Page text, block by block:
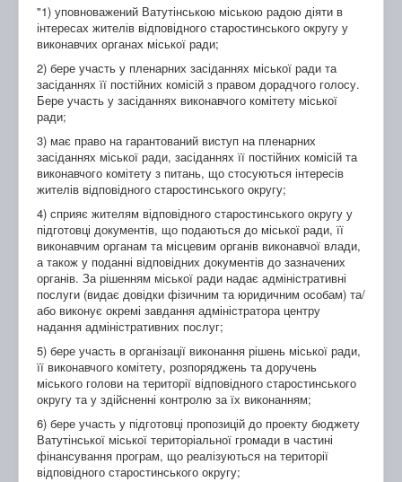
"1) уповноважений Ватутінською міською радою діяти в
інтересах жителів відповідного старостинського округу у
виконавчих органах міської ради;
2) бере участь у пленарних засіданнях міської ради та
засіданнях її постійних комісій з правом дорадчого голосу.
Бере участь у засіданнях виконавчого комітету міської
ради;
3) має право на гарантований виступ на пленарних
засіданнях міської ради, засіданнях її постійних комісій та
виконавчого комітету з питань, що стосуються інтересів
жителів відповідного старостинського округу;
4) сприяє жителям відповідного старостинського округу у
підготовці документів, що подаються до міської ради, її
виконавчим органам та місцевим органів виконавчої влади,
а також у поданні відповідних документів до зазначених
органів. За рішенням міської ради надає адміністративні
послуги (видає довідки фізичним та юридичним особам) та/
або виконує окремі завдання адміністратора центру
надання адміністративних послуг;
5) бере участь в організації виконання рішень міської ради,
її виконавчого комітету, розпоряджень та доручень
міського голови на території відповідного старостинського
округу та у здійсненні контролю за їх виконанням;
6) бере участь у підготовці пропозицій до проекту бюджету
Ватутінської міської територіальної громади в частині
фінансування програм, що реалізуються на території
відповідного старостинського округу;